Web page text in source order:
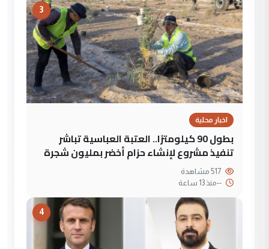
3
اخبار محلية
بطول 90 كيلومترًا.. العتبة العباسية تباشر
تنفيذ مشروع لإنشاء حزام أخضر بمليون شجرة
--منذ 13 ساعة
4